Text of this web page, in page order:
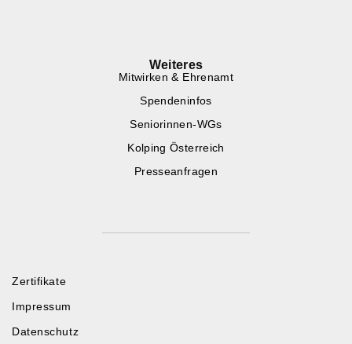
Weiteres
Mitwirken & Ehrenamt
Spendeninfos
Seniorinnen-WGs
Kolping Österreich
Presseanfragen
Zertifikate
Impressum
Datenschutz